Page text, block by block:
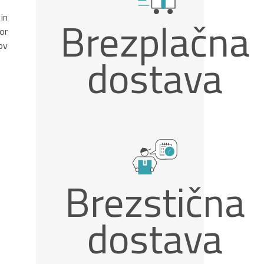
Brezplačna
dostava
Brezstična
dostava